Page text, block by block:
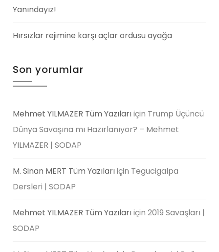
Yanındayız!
Hırsızlar rejimine karşı açlar ordusu ayağa
Son yorumlar
Mehmet YILMAZER Tüm Yazılarıiçin Trump Üçüncü
Dünya Savaşına mı Hazırlanıyor? – Mehmet
YILMAZER | SODAP
M. Sinan MERT Tüm Yazılarıiçin Tegucigalpa
Dersleri | SODAP
Mehmet YILMAZER Tüm Yazılarıiçin2019 Savaşları |
SODAP